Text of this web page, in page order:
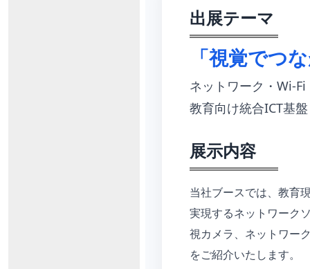
出展テーマ
「視覚でつ
ネットワーク・Wi-Fi
教育向け統合ICT基盤
展示内容
当社ブースでは、教育
実現するネットワーク
視カメラ、ネットワー
をご紹介いたします。